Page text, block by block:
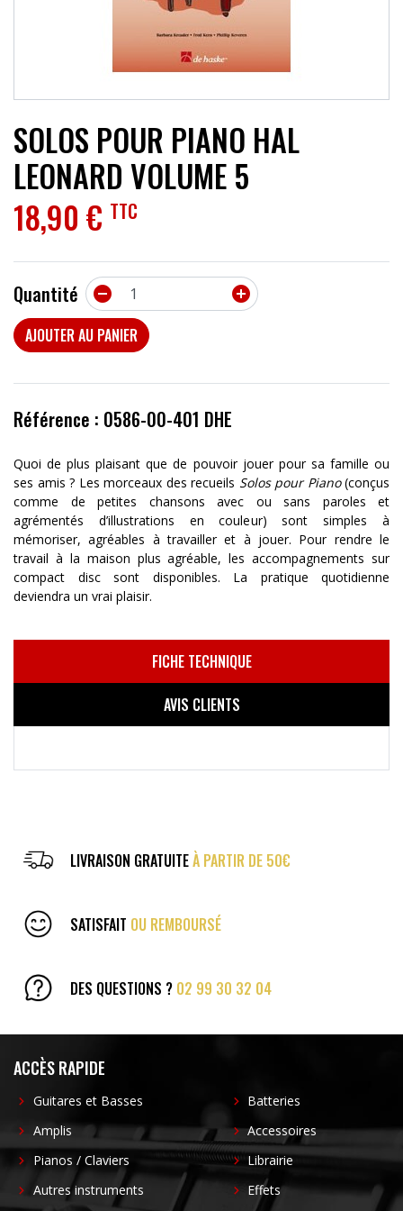
SOLOS POUR PIANO HAL
LEONARD VOLUME 5
18,90 € TTC
Quantité 

AJOUTER AU PANIER
Référence : 0586-00-401 DHE
Quoi de plus plaisant que de pouvoir jouer pour sa famille ou
ses amis ? Les morceaux des recueils Solos pour Piano(conçus
comme de petites chansons avec ou sans paroles et
agrémentés d’illustrations en couleur) sont simples à
mémoriser, agréables à travailler et à jouer. Pour rendre le
travail à la maison plus agréable, les accompagnements sur
compact disc sont disponibles. La pratique quotidienne
deviendra un vrai plaisir.
FICHE TECHNIQUE
AVIS CLIENTS
LIVRAISON GRATUITEÀ PARTIR DE 50€
SATISFAIT OU REMBOURSÉ
DES QUESTIONS ? 02 99 30 32 04
ACCÈS RAPIDE
Guitares et Basses
Amplis
Pianos / Claviers
Autres instruments
Batteries
Accessoires
Librairie
Effets
ACCESSOIRES
EFFETS
PROMOTIONS